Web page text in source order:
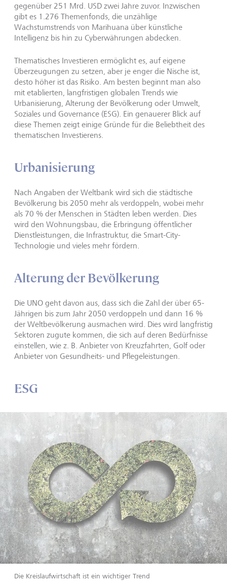
gegenüber 251 Mrd. USD zwei Jahre zuvor. Inzwischen
gibt es 1.276 Themenfonds, die unzählige
Wachstumstrends von Marihuana über künstliche
Intelligenz bis hin zu Cyberwährungen abdecken.
Thematisches Investieren ermöglicht es, auf eigene
Überzeugungen zu setzen, aber je enger die Nische ist,
desto höher ist das Risiko. Am besten beginnt man also
mit etablierten, langfristigen globalen Trends wie
Urbanisierung, Alterung der Bevölkerung oder Umwelt,
Soziales und Governance (ESG). Ein genauerer Blick auf
diese Themen zeigt einige Gründe für die Beliebtheit des
thematischen Investierens.
Urbanisierung
Nach Angaben der Weltbank wird sich die städtische
Bevölkerung bis 2050 mehr als verdoppeln, wobei mehr
als 70 % der Menschen in Städten leben werden. Dies
wird den Wohnungsbau, die Erbringung öffentlicher
Dienstleistungen, die Infrastruktur, die Smart-City-
Technologie und vieles mehr fördern.
Alterung der Bevölkerung
Die UNO geht davon aus, dass sich die Zahl der über 65-
Jährigen bis zum Jahr 2050 verdoppeln und dann 16 %
der Weltbevölkerung ausmachen wird. Dies wird langfristig
Sektoren zugute kommen, die sich auf deren Bedürfnisse
einstellen, wie z. B. Anbieter von Kreuzfahrten, Golf oder
Anbieter von Gesundheits- und Pflegeleistungen.
ESG
Die Kreislaufwirtschaft ist ein wichtiger Trend